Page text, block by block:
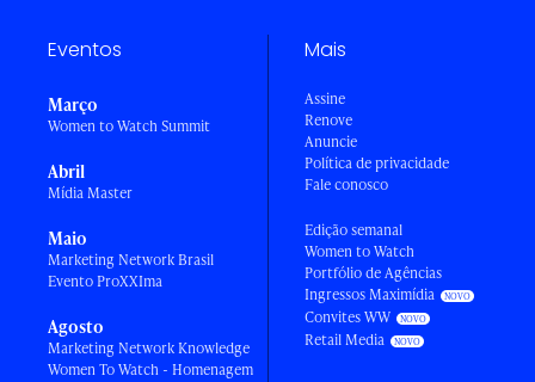
Eventos
Março
Women to Watch Summit
Abril
Mídia Master
Maio
Marketing Network Brasil
Evento ProXXIma
Agosto
Marketing Network Knowledge
Women To Watch - Homenagem
Mais
Assine
Renove
Anuncie
Política de privacidade
Fale conosco
Edição semanal
Women to Watch
Portfólio de Agências
Ingressos Maximídia
Convites WW
Retail Media